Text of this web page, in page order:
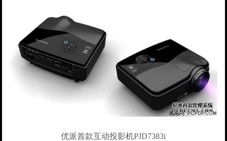
优派首款互动投影机PJD7383i